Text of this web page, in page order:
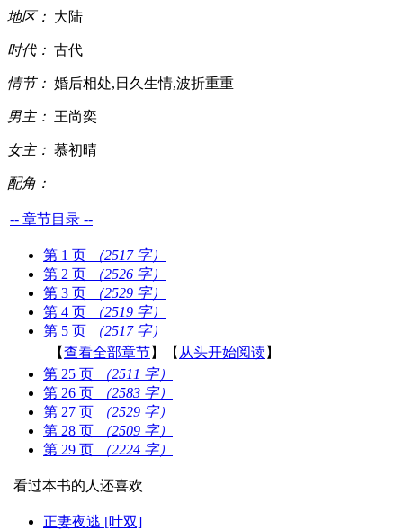
地区： 大陆
时代： 古代
情节： 婚后相处,日久生情,波折重重
男主： 王尚奕
女主： 慕初晴
配角：
-- 章节目录 --
第 1 页
（2517 字）
第 2 页
（2526 字）
第 3 页
（2529 字）
第 4 页
（2519 字）
第 5 页
（2517 字）
【查看全部章节】【 从头开始阅读】
第 25 页
（2511 字）
第 26 页
（2583 字）
第 27 页
（2529 字）
第 28 页
（2509 字）
第 29 页
（2224 字）
看过本书的人还喜欢
正妻夜逃 [叶双]